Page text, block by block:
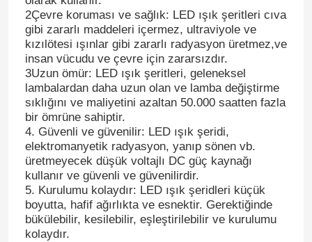
2Çevre koruması ve sağlık: LED ışık şeritleri cıva
gibi zararlı maddeleri içermez, ultraviyole ve
kızılötesi ışınlar gibi zararlı radyasyon üretmez,ve
insan vücudu ve çevre için zararsızdır.
3Uzun ömür: LED ışık şeritleri, geleneksel
lambalardan daha uzun olan ve lamba değiştirme
sıklığını ve maliyetini azaltan 50.000 saatten fazla
bir ömrüne sahiptir.
4. Güvenli ve güvenilir: LED ışık şeridi,
elektromanyetik radyasyon, yanıp sönen vb.
üretmeyecek düşük voltajlı DC güç kaynağı
kullanır ve güvenli ve güvenilirdir.
5. Kurulumu kolaydır: LED ışık şeridleri küçük
boyutta, hafif ağırlıkta ve esnektir. Gerektiğinde
bükülebilir, kesilebilir, eşleştirilebilir ve kurulumu
kolaydır.